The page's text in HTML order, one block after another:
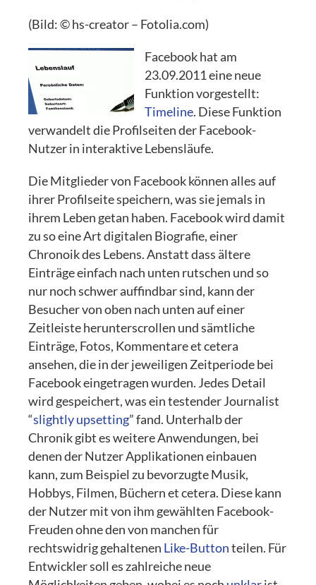
(Bild: © hs-creator – Fotolia.com)
Facebook hat am
23.09.2011 eine neue
Funktion vorgestellt:
Timeline. Diese Funktion
verwandelt die Profilseiten der Facebook-
Nutzer in interaktive Lebensläufe.
Die Mitglieder von Facebook können alles auf
ihrer Profilseite speichern, was sie jemals in
ihrem Leben getan haben. Facebook wird damit
zu so eine Art digitalen Biografie, einer
Chronoik des Lebens. Anstatt dass ältere
Einträge einfach nach unten rutschen und so
nur noch schwer auffindbar sind, kann der
Besucher von oben nach unten auf einer
Zeitleiste herunterscrollen und sämtliche
Einträge, Fotos, Kommentare et cetera
ansehen, die in der jeweiligen Zeitperiode bei
Facebook eingetragen wurden. Jedes Detail
wird gespeichert, was ein testender Journalist
“slightly upsetting” fand. Unterhalb der
Chronik gibt es weitere Anwendungen, bei
denen der Nutzer Applikationen einbauen
kann, zum Beispiel zu bevorzugte Musik,
Hobbys, Filmen, Büchern et cetera. Diese kann
der Nutzer mit von ihm gewählten Facebook-
Freuden ohne den von manchen für
rechtswidrig gehaltenen Like-Buttonteilen. Für
Entwickler soll es zahlreiche neue